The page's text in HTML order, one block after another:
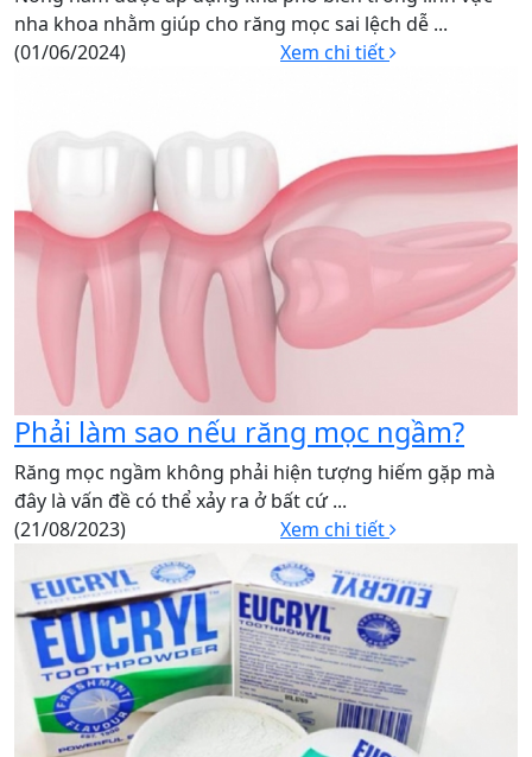
nha khoa nhằm giúp cho răng mọc sai lệch dễ ...
(01/06/2024)
Xem chi tiết
Phải làm sao nếu răng mọc ngầm?
Răng mọc ngầm không phải hiện tượng hiếm gặp mà
đây là vấn đề có thể xảy ra ở bất cứ ...
(21/08/2023)
Xem chi tiết